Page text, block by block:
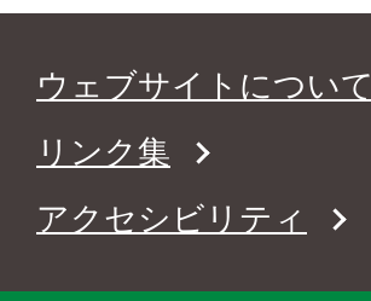
ウェブサイトについて
リンク集
アクセシビリティ